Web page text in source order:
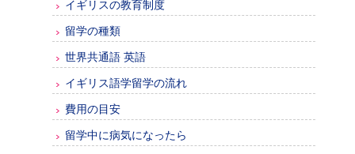
イギリスの教育制度
留学の種類
世界共通語 英語
イギリス語学留学の流れ
費用の目安
留学中に病気になったら